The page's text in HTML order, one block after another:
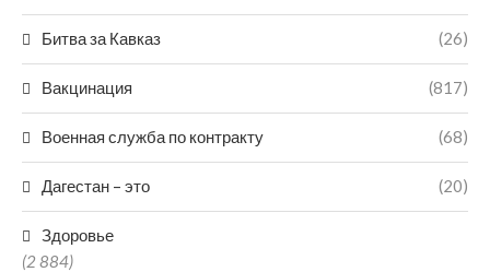
Битва за Кавказ (26)
Вакцинация (817)
Военная служба по контракту (68)
Дагестан – это (20)
Здоровье
(2 884)